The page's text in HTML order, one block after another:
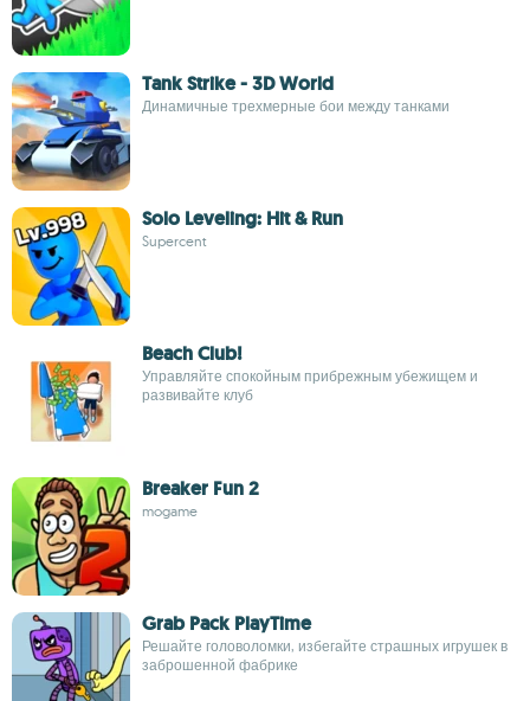
Tank Strike - 3D World
Динамичные трехмерные бои между танками
Solo Leveling: Hit & Run
Supercent
Beach Club!
Управляйте спокойным прибрежным убежищем и
развивайте клуб
Breaker Fun 2
mogame
Grab Pack PlayTime
Решайте головоломки, избегайте страшных игрушек в
заброшенной фабрике